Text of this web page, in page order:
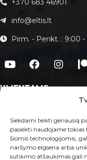
Siekdami teikti geriausią
pasiekti naudojame tokias
šiomis technologijomis,
naršymo elgsena arba
sutikimo atšaukimas gali
+370 683 46901
info@eltis.lt
Pirm. - Penkt. : 9:00 -
KLIENTAMS
Paslaugos
Kontaktai
E-PARDUOTUVĖ